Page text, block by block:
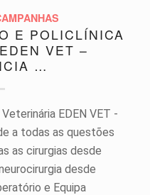
E POLICLÍNICA
VET –
…
EDEN VET -
a todas as questões
as cirurgias desde
desde
e Equipa